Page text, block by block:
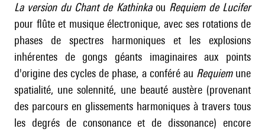
La version du Chant de Kathinkaou Requiem de Lucifer
pour flûte et musique électronique, avec ses rotations de
phases de spectres harmoniques et les explosions
inhérentes de gongs géants imaginaires aux points
d'origine des cycles de phase, a conféré au Requiemune
spatialité, une solennité, une beauté austère (provenant
des parcours en glissements harmoniques à travers tous
les degrés de consonance et de dissonance) encore